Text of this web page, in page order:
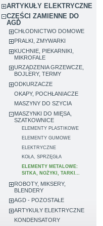
ARTYKUŁY ELEKTRYCZNE
CZĘŚCI ZAMIENNE DO
AGD
CHŁODNICTWO DOMOWE
PRALKI, ZMYWARKI
KUCHNIE, PIEKARNIKI,
MIKROFALE
URZĄDZENIA GRZEWCZE,
BOJLERY, TERMY
ODKURZACZE
OKAPY, POCHŁANIACZE
MASZYNY DO SZYCIA
MASZYNKI DO MIĘSA,
SZATKOWNICE
ELEMENTY PLASTIKOWE
ELEMENTY GUMOWE
ELEKTRYCZNE
KOŁA, SPRZĘGŁA
ELEMENTY METALOWE:
SITKA, NOŻYKI, TARKI...
ROBOTY, MIKSERY,
BLENDERY
AGD - POZOSTAŁE
ARTYKUŁY ELEKTRYCZNE
KONDENSATORY